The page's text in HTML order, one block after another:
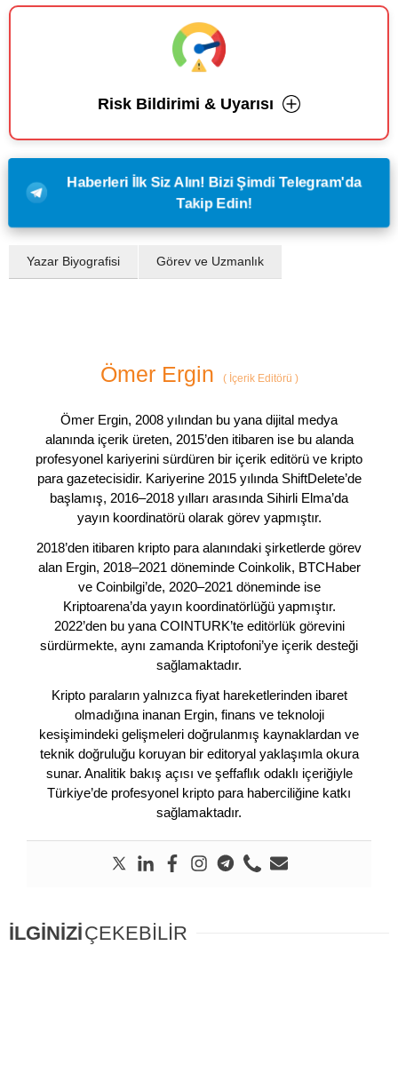
Risk Bildirimi & Uyarısı
Haberleri İlk Siz Alın! Bizi Şimdi Telegram'da
Takip Edin!
Yazar Biyografisi Görev ve Uzmanlık
Ömer Ergin (İçerik Editörü )
Ömer Ergin, 2008 yılından bu yana dijital medya
alanında içerik üreten, 2015’den itibaren ise bu alanda
profesyonel kariyerini sürdüren bir içerik editörü ve kripto
para gazetecisidir. Kariyerine 2015 yılında ShiftDelete’de
başlamış, 2016–2018 yılları arasında Sihirli Elma’da
yayın koordinatörü olarak görev yapmıştır.
2018’den itibaren kripto para alanındaki şirketlerde görev
alan Ergin, 2018–2021 döneminde Coinkolik, BTCHaber
ve Coinbilgi’de, 2020–2021 döneminde ise
Kriptoarena’da yayın koordinatörlüğü yapmıştır.
2022’den bu yana COINTURK’te editörlük görevini
sürdürmekte, aynı zamanda Kriptofoni’ye içerik desteği
sağlamaktadır.
Kripto paraların yalnızca fiyat hareketlerinden ibaret
olmadığına inanan Ergin, finans ve teknoloji
kesişimindeki gelişmeleri doğrulanmış kaynaklardan ve
teknik doğruluğu koruyan bir editoryal yaklaşımla okura
sunar. Analitik bakış açısı ve şeffaflık odaklı içeriğiyle
Türkiye’de profesyonel kripto para haberciliğine katkı
sağlamaktadır.
İLGİNİZİÇEKEBİLİR